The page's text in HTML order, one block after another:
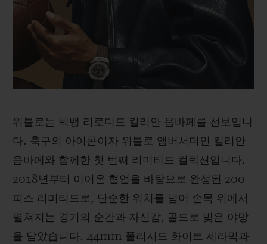
위블로는 빅뱅 리로디드 킬리안 음바페를 선보입니
다. 축구의 아이콘이자 위블로 앰버서더인 킬리안
음바페와 함께한 첫 번째 리미티드 컬렉션입니다.
2018년부터 이어온 협업을 바탕으로 완성된 200
피스 리미티드로, 단순한 워치를 넘어 손목 위에서
펼쳐지는 경기의 순간과 자신감, 골드로 빚은 야망
을 담았습니다. 44mm 폴리시드 화이트 세라믹과